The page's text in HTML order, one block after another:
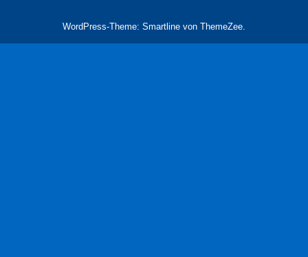
WordPress-Theme: Smartline von ThemeZee.